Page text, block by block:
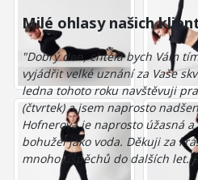
Milé ohlasy našich
"Dobrý den, chtěla bych Vám
vyjádřit velké uznání za Vaše
ledna tohoto roku navštěvuji
(čtvrtek) a jsem naprosto
Hofnerová je naprosto úžasná
bohužel jako voda. Děkuji za
mnoho úspěchů do dalších let.